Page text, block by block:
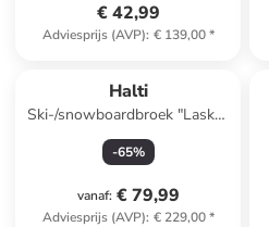
€ 42,99
Adviesprijs (AVP): € 139,00*
Halti
Ski-/snowboardbroek "Lasku"
roze
-65%
vanaf: € 79,99
Adviesprijs (AVP): € 229,00*